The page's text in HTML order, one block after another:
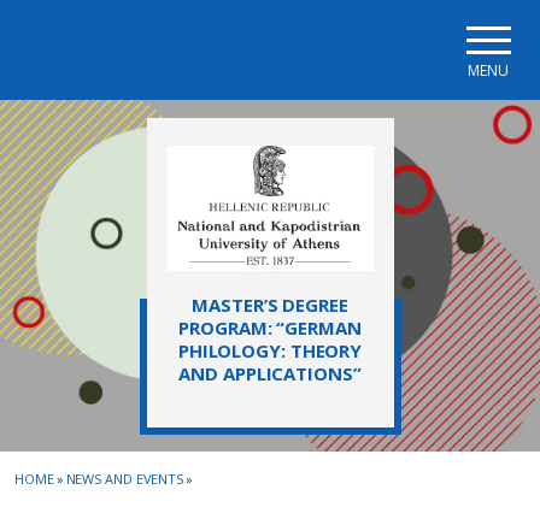
MENU
MASTER’S DEGREE
PROGRAM: “GERMAN
PHILOLOGY: THEORY
AND APPLICATIONS”
HOME» NEWS AND EVENTS»